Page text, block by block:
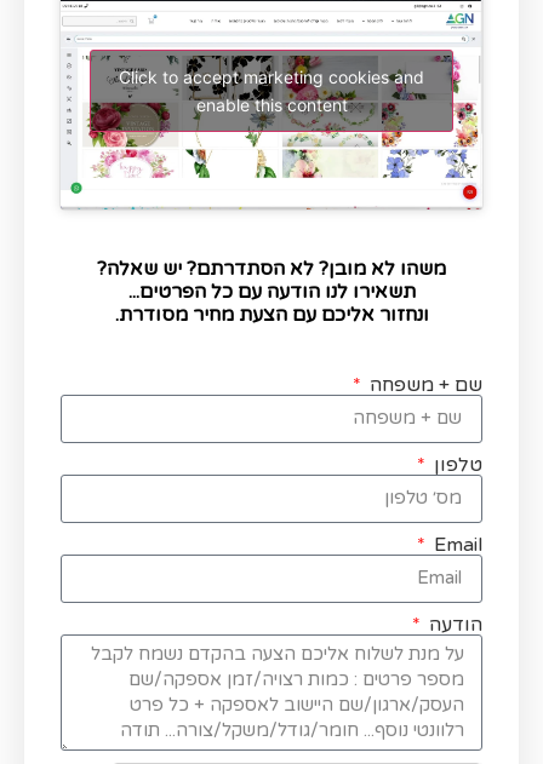
Click to accept marketing cookies and
enable this content
משהו לא מובן? לא הסתדרתם? יש שאלה?
תשאירו לנו הודעה עם כל הפרטים...
ונחזור אליכם עם הצעת מחיר מסודרת.
שם + משפחה
טלפון
Email
הודעה